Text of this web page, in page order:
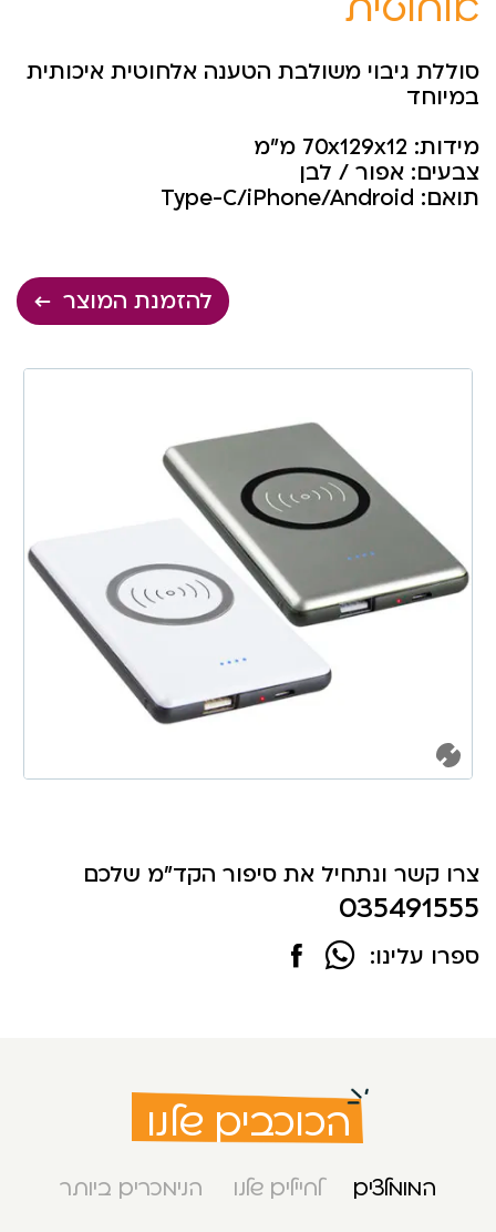
סוללת גיבוי משולבת הטענה אלחוטית איכותית
במיוחד
מידות: 70x129x12 מ”מ
צבעים: אפור / לבן
תואם: Type-C/iPhone/Android
להזמנת המוצר
צרו קשר ונתחיל את סיפור הקד"מ שלכם
035491555
ספרו עלינו:
הכוכבים שלנו
המומלצים לחיילים שלנו הנימכרים ביותר